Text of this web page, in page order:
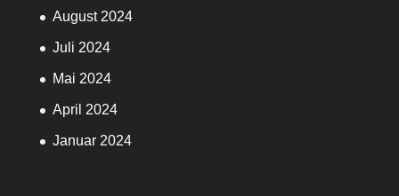
August 2024
Juli 2024
Mai 2024
April 2024
Januar 2024